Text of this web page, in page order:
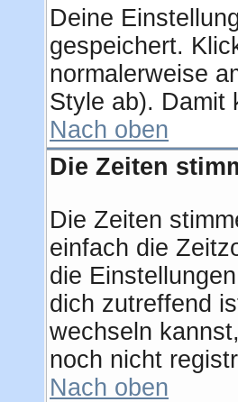
Deine
gespeichert.
normalerweise
Style ab). Damit
Nach oben
Die Zeiten
Die Zeiten
einfach die
die
dich zutreffend
wechseln
noch nicht
Nach oben